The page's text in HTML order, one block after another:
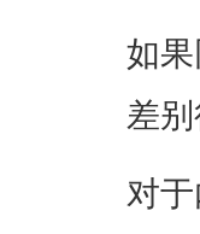
如
差
对